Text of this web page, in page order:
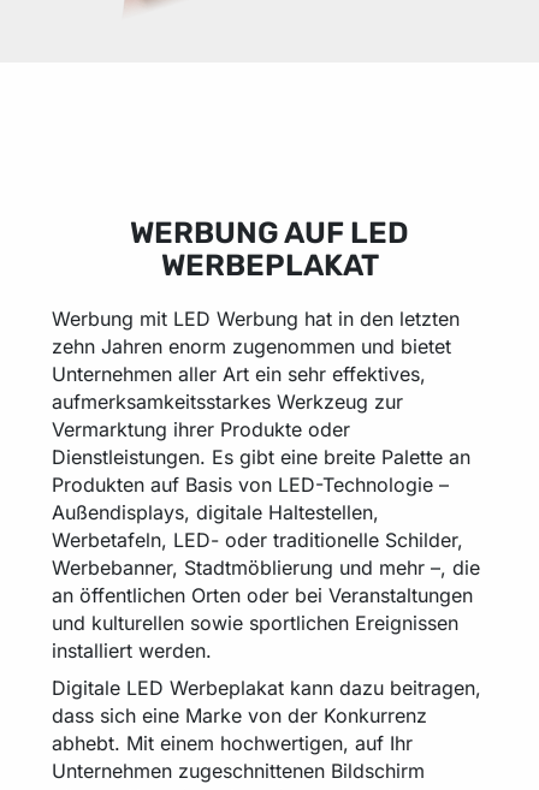
WERBUNG AUF LED
WERBEPLAKAT
Werbung mit LED Werbung hat in den letzten
zehn Jahren enorm zugenommen und bietet
Unternehmen aller Art ein sehr effektives,
aufmerksamkeitsstarkes Werkzeug zur
Vermarktung ihrer Produkte oder
Dienstleistungen. Es gibt eine breite Palette an
Produkten auf Basis von LED-Technologie –
Außendisplays, digitale Haltestellen,
Werbetafeln, LED- oder traditionelle Schilder,
Werbebanner, Stadtmöblierung und mehr –, die
an öffentlichen Orten oder bei Veranstaltungen
und kulturellen sowie sportlichen Ereignissen
installiert werden.
Digitale LED Werbeplakat kann dazu beitragen,
dass sich eine Marke von der Konkurrenz
abhebt. Mit einem hochwertigen, auf Ihr
Unternehmen zugeschnittenen Bildschirm